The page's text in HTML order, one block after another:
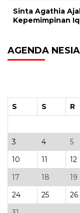
Sinta Agathia
Kepemimpinan
AGENDA
S S R
3
4 5
10
11 12
17
18 19
24
25 26